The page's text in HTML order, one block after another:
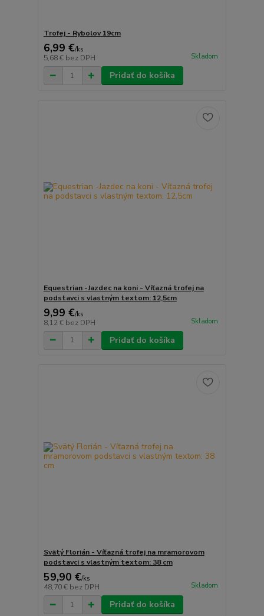
Trofej - Rybolov 19cm
6,99 €/ks
5,68 € bez DPH Skladom
Pridať do košíka
Equestrian -Jazdec na koni - Víťazná trofej na
podstavci s vlastným textom: 12,5cm
9,99 €/ks
8,12 € bez DPH Skladom
Pridať do košíka
Svätý Florián - Víťazná trofej na mramorovom
podstavci s vlastným textom: 38 cm
59,90 €/ks
48,70 € bez DPH Skladom
Pridať do košíka